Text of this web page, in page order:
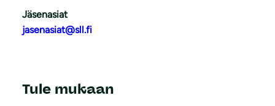
Jäsenasiat
jasenasiat@sll.fi
Tule mukaan